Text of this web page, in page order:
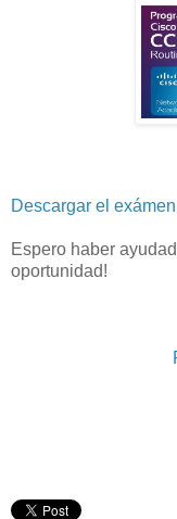
Descargar el exámen
Espero haber
oportunidad!